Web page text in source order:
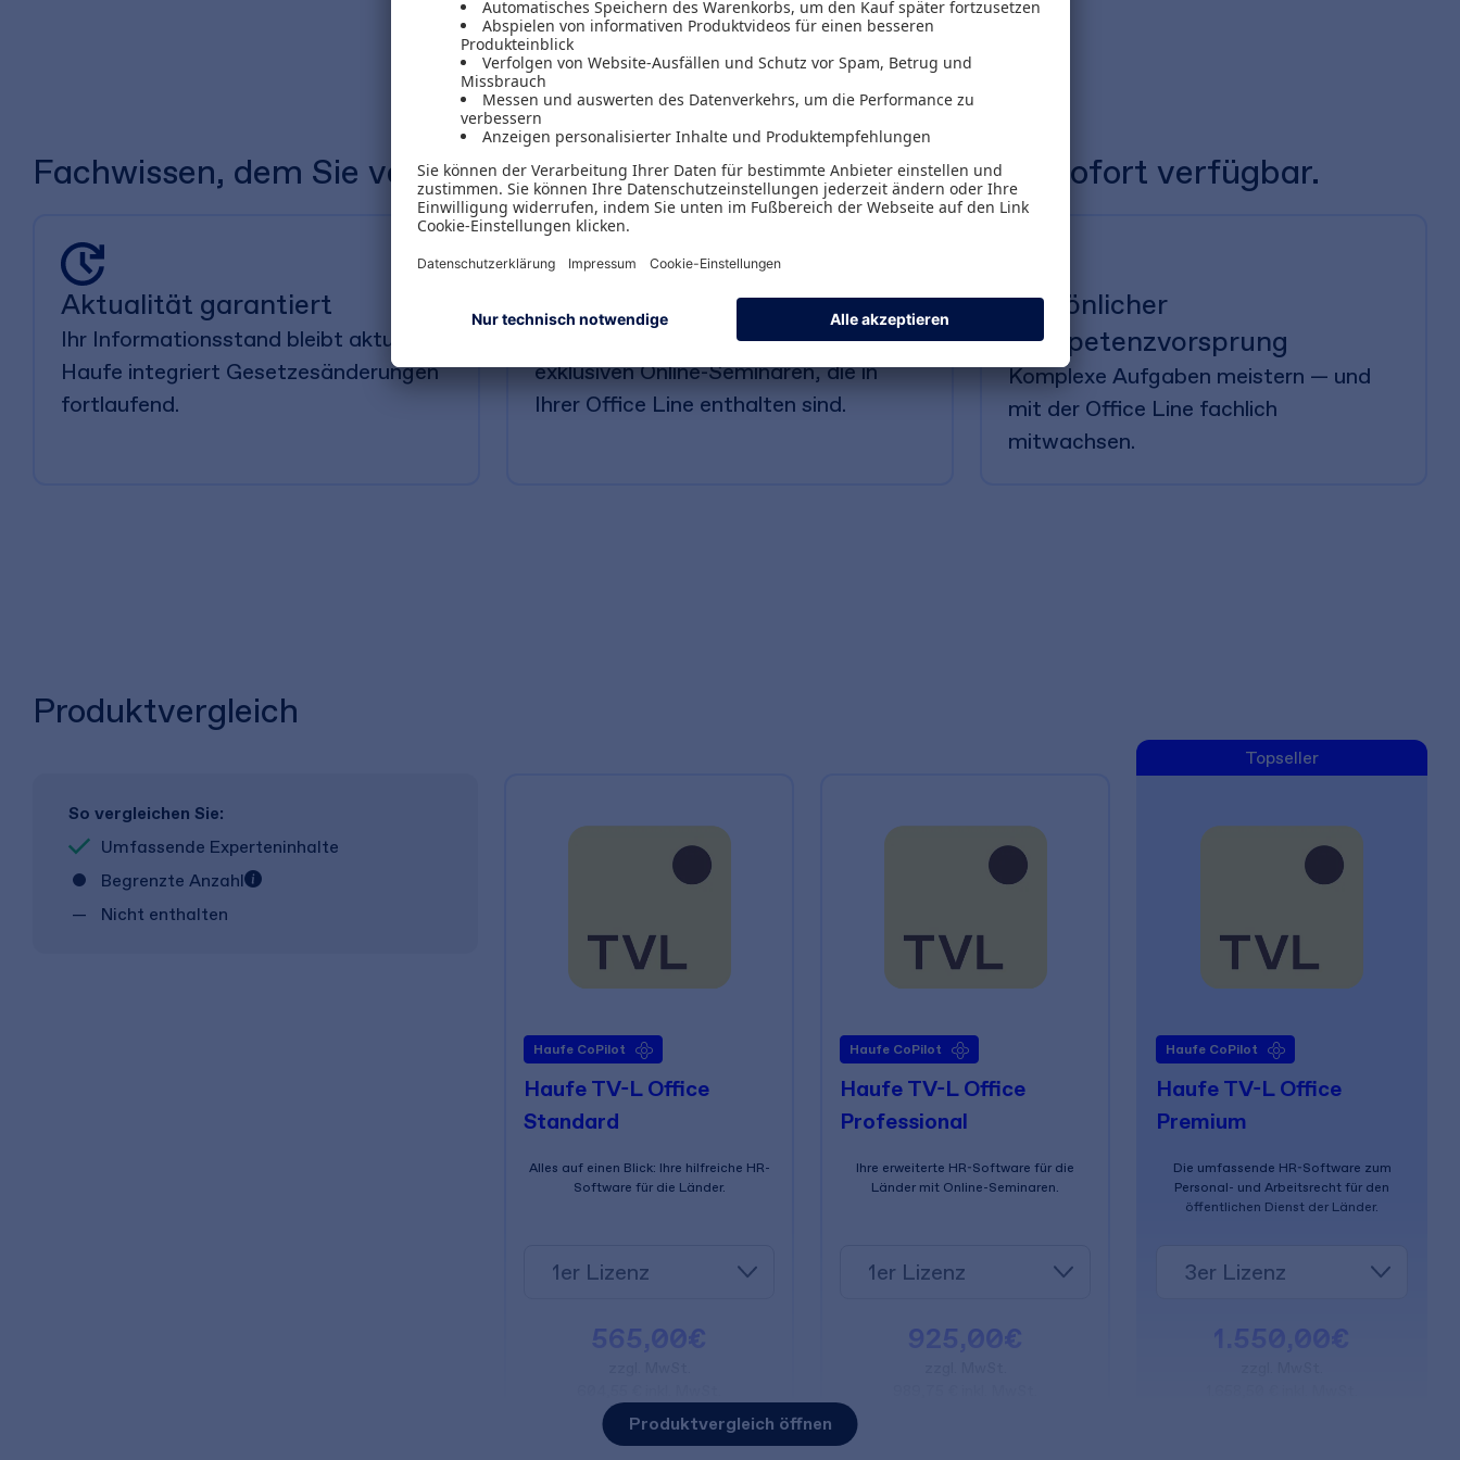
Fachwissen, dem Sie vertrauen können - rechtssicher und für Sie sofort verfügbar.
Aktualität garantiert
Ihr Informationsstand bleibt aktuell.
Haufe integriert Gesetzesänderungen
fortlaufend.
Exklusives Expertenwissen
Lernen Sie von Top-Fachkräften — mit
exklusiven Online-Seminaren, die in
Ihrer Office Line enthalten sind.
Persönlicher
Kompetenzvorsprung
Komplexe Aufgaben meistern — und
mit der Office Line fachlich
mitwachsen.
Produktvergleich
So vergleichen Sie:
Umfassende Experteninhalte
Begrenzte Anzahl
Nicht enthalten
Haufe CoPilot
Haufe TV-L Office
Standard
Haufe CoPilot
Haufe TV-L Office
Professional
Haufe CoPilot
Haufe TV-L Office
Premium
Alles auf einen Blick: Ihre hilfreiche HR-
Software für die Länder.
Ihre erweiterte HR-Software für die
Länder mit Online-Seminaren.
Die umfassende HR-Software zum
Personal- und Arbeitsrecht für den
öffentlichen Dienst der Länder.
565,00€ 925,00€ 1.550,00€
In den Warenkorb
Produktvergleich öffnen